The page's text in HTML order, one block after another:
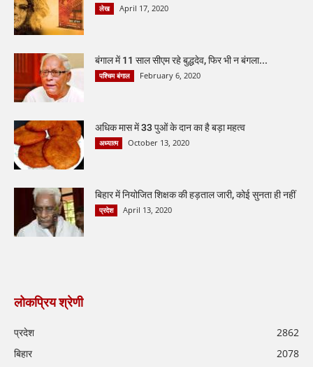
लेख April 17, 2020
बंगाल में 11 साल सीएम रहे बुद्धदेव, फिर भी न बंगला...
पश्चिम बंगाल February 6, 2020
अधिक मास में 33 पुओं के दान का है बड़ा महत्व
अध्यात्म October 13, 2020
बिहार में नियोजित शिक्षक की हड़ताल जारी, कोई सुनता ही नहीं
प्रदेश April 13, 2020
लोकप्रिय श्रेणी
प्रदेश
2862
बिहार
2078